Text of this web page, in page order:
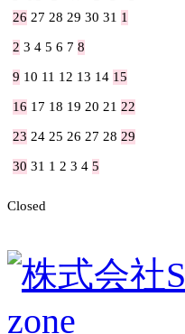
26 27 28 29 30 31 1
2 3 4 5 6 7 8
9 10 11 12 13 14 15
16 17 18 19 20 21 22
23 24 25 26 27 28 29
30 31 1 2 3 4 5
Closed